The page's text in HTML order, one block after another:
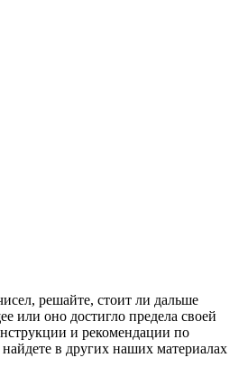
решайте, стоит ли дальше
или оно достигло предела своей
и рекомендации по
в других наших материалах